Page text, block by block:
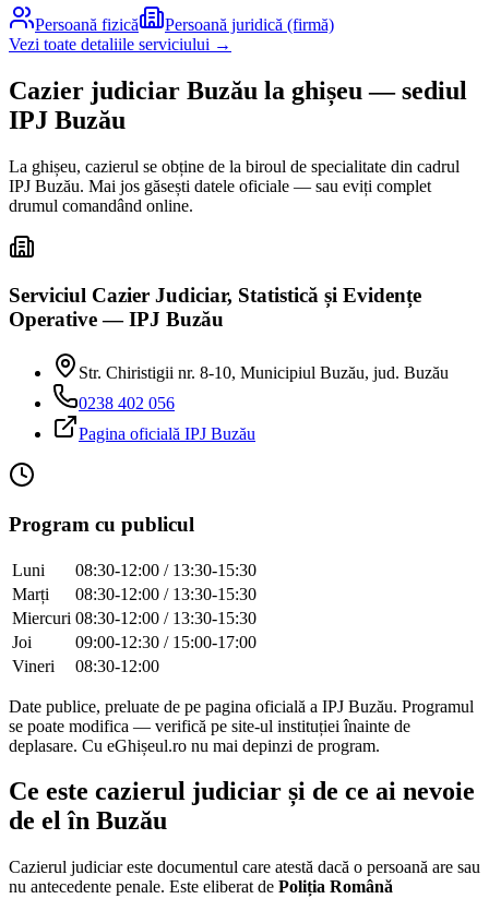
Persoană fizică
Persoană juridică (firmă)
Vezi toate detaliile serviciului →
Cazier judiciar Buzău la ghișeu — sediul
IPJ Buzău
La ghișeu, cazierul se obține de la biroul de specialitate din cadrul
IPJ Buzău. Mai jos găsești datele oficiale — sau eviți complet
drumul comandând online.
Serviciul Cazier Judiciar, Statistică și Evidențe
Operative — IPJ Buzău
Str. Chiristigii nr. 8-10, Municipiul Buzău, jud. Buzău
0238 402 056
Pagina oficială IPJ Buzău
Program cu publicul
Luni
08:30-12:00 / 13:30-15:30
Marți
08:30-12:00 / 13:30-15:30
Miercuri 08:30-12:00 / 13:30-15:30
Joi
09:00-12:30 / 15:00-17:00
Vineri
08:30-12:00
Date publice, preluate de pe pagina oficială a IPJ Buzău. Programul
se poate modifica — verifică pe site-ul instituției înainte de
deplasare. Cu eGhișeul.ro nu mai depinzi de program.
Ce este cazierul judiciar și de ce ai nevoie
de el în Buzău
Cazierul judiciar este documentul care atestă dacă o persoană are sau
nu antecedente penale. Este eliberat de Poliția Română